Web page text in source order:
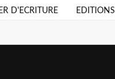
D'ECRITURE